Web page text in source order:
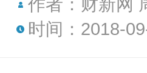
时间：2018-